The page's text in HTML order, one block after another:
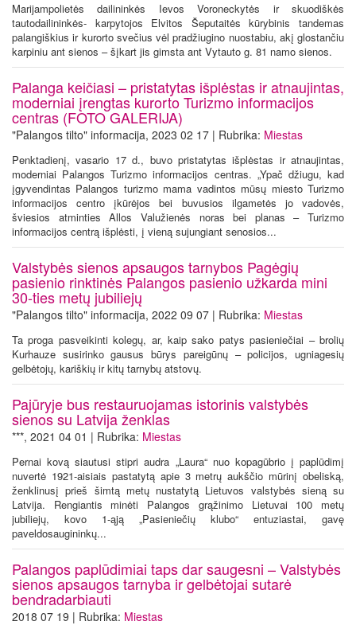
Marijampolietės dailininkės Ievos Voroneckytės ir skuodiškės
tautodailininkės- karpytojos Elvitos Šeputaitės kūrybinis tandemas
palangiškius ir kurorto svečius vėl pradžiugino nuostabiu, akį glostančiu
karpiniu ant sienos – šįkart jis gimsta ant Vytauto g. 81 namo sienos.
Palanga keičiasi – pristatytas išplėstas ir atnaujintas,
moderniai įrengtas kurorto Turizmo informacijos
centras (FOTO GALERIJA)
"Palangos tilto" informacija, 2023 02 17 | Rubrika: Miestas
Penktadienį, vasario 17 d., buvo pristatytas išplėstas ir atnaujintas,
moderniai Palangos Turizmo informacijos centras. „Ypač džiugu, kad
įgyvendintas Palangos turizmo mama vadintos mūsų miesto Turizmo
informacijos centro įkūrėjos bei buvusios ilgametės jo vadovės,
šviesios atminties Allos Valužienės noras bei planas – Turizmo
informacijos centrą išplėsti, į vieną sujungiant senosios...
Valstybės sienos apsaugos tarnybos Pagėgių
pasienio rinktinės Palangos pasienio užkarda mini
30-ties metų jubiliejų
"Palangos tilto" informacija, 2022 09 07 | Rubrika: Miestas
Ta proga pasveikinti kolegų, ar, kaip sako patys pasieniečiai – brolių
Kurhauze susirinko gausus būrys pareigūnų – policijos, ugniagesių
gelbėtojų, kariškių ir kitų tarnybų atstovų.
Pajūryje bus restauruojamas istorinis valstybės
sienos su Latvija ženklas
***, 2021 04 01 | Rubrika: Miestas
Pernai kovą siautusi stipri audra „Laura“ nuo kopagūbrio į paplūdimį
nuvertė 1921-aisiais pastatytą apie 3 metrų aukščio mūrinį obeliską,
ženklinusį prieš šimtą metų nustatytą Lietuvos valstybės sieną su
Latvija. Rengiantis minėti Palangos grąžinimo Lietuvai 100 metų
jubiliejų, kovo 1-ąją „Pasieniečių klubo“ entuziastai, gavę
paveldosaugininkų...
Palangos paplūdimiai taps dar saugesni – Valstybės
sienos apsaugos tarnyba ir gelbėtojai sutarė
bendradarbiauti
2018 07 19 | Rubrika: Miestas